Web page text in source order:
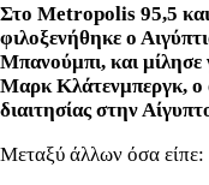
Στο Metropolis 95,5
φιλοξενήθηκε ο
Μπανούμπι, και μίλησε
Μαρκ Κλάτενμπεργκ, ο
διαιτησίας στην
Μεταξύ άλλων όσα είπε: